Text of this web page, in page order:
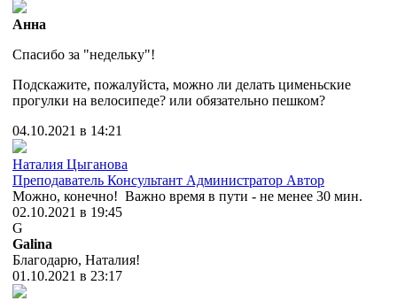
Анна
Спасибо за "недельку"!
Подскажите, пожалуйста, можно ли делать цименьские
прогулки на велосипеде? или обязательно пешком?
04.10.2021 в 14:21
Наталия Цыганова
Преподаватель Консультант Администратор Автор
Можно, конечно! Важно время в пути - не менее 30 мин.
02.10.2021 в 19:45
G
Galina
Благодарю, Наталия!
01.10.2021 в 23:17